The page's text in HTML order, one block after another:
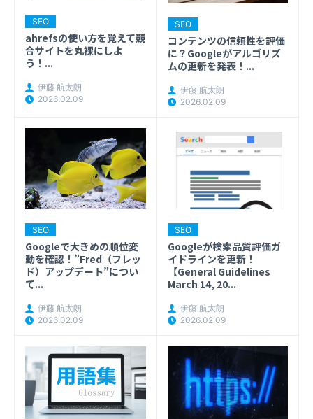
SEO
ahrefsの使い方を覚えて競
合サイトを丸裸にしよ
う！...
伊藤 航太朗
2026.02.09
SEO
コンテンツの信頼性を評価
に？Googleがアルゴリズ
ムの更新を発表！...
伊藤 航太朗
2026.02.09
SEO
Googleで大きめの順位変
動を確認！”Fred（フレッ
ド）アップデート”につい
て...
伊藤 航太朗
2026.02.09
SEO
Googleが検索品質評価ガ
イドラインを更新！
【General Guidelines
March 14, 20...
伊藤 航太朗
2026.02.09